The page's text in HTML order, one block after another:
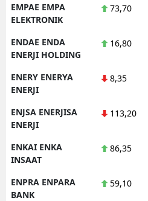
EMPAE EMPA
ELEKTRONIK
73,70
ENDAE ENDA
ENERJI HOLDING
16,80
ENERY ENERYA
ENERJI
8,35
ENJSA ENERJISA
ENERJI
113,20
ENKAI ENKA
INSAAT
86,35
ENPRA ENPARA
BANK
59,10